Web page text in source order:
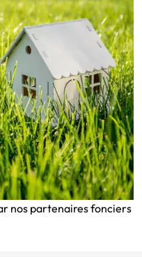
nos partenaires fonciers